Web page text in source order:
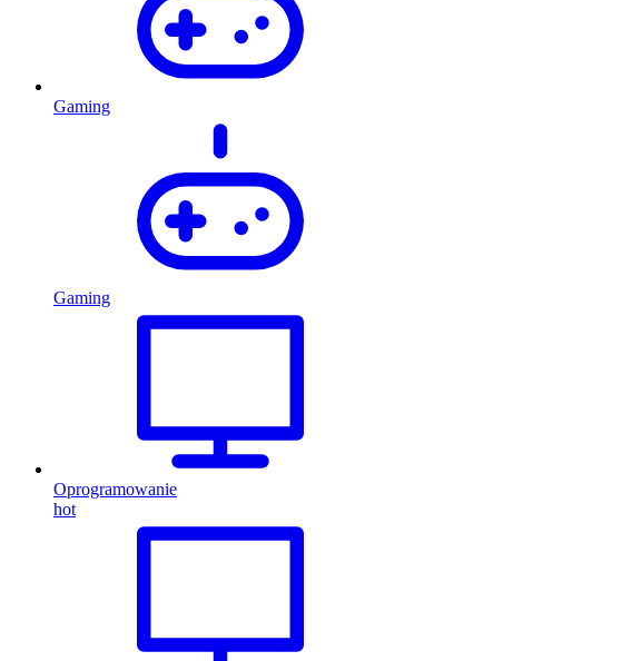
Gaming
Gaming
Oprogramowanie
hot